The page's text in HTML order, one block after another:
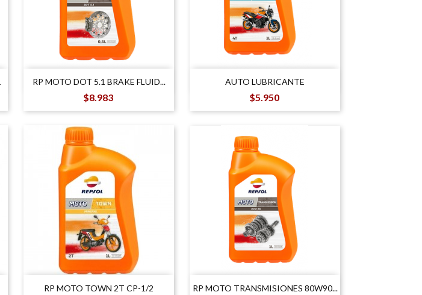
RP MOTO DOT 5.1 BRAKE FLUID...
Precio
$8.983
Vista rápida AUTO LUBRICANTE
Precio
$5.950
Vista rápida
RP MOTO TOWN 2T CP-1/2
Vista rápida RP MOTO TRANSMISIONES 80W90...
Vista rápida